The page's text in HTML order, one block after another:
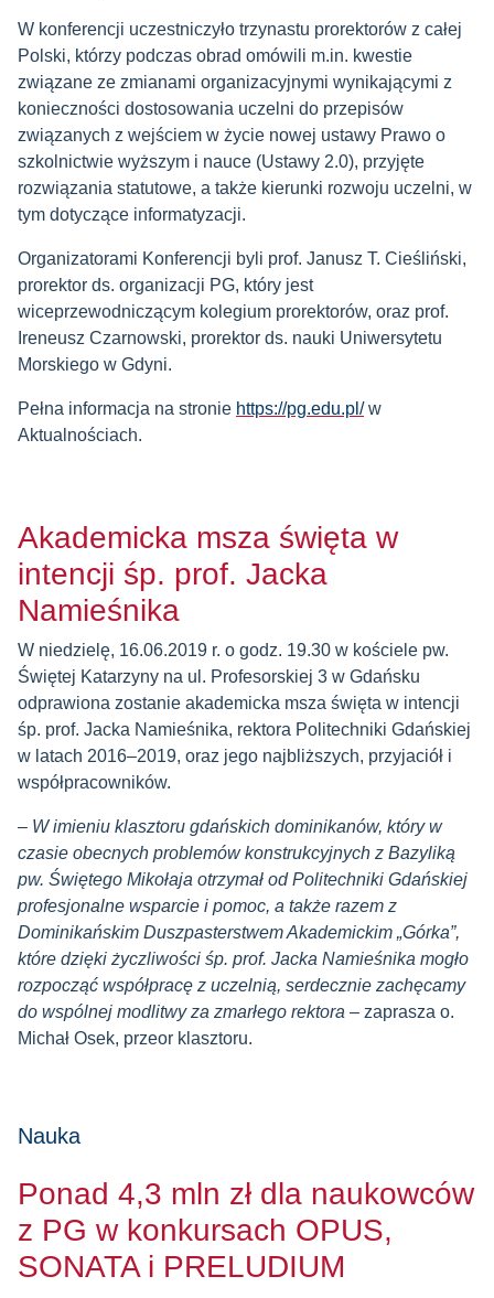
W konferencji uczestniczyło trzynastu prorektorów z całej
Polski, którzy podczas obrad omówili m.in. kwestie
związane ze zmianami organizacyjnymi wynikającymi z
konieczności dostosowania uczelni do przepisów
związanych z wejściem w życie nowej ustawy Prawo o
szkolnictwie wyższym i nauce (Ustawy 2.0), przyjęte
rozwiązania statutowe, a także kierunki rozwoju uczelni, w
tym dotyczące informatyzacji.
Organizatorami Konferencji byli prof. Janusz T. Cieśliński,
prorektor ds. organizacji PG, który jest
wiceprzewodniczącym kolegium prorektorów, oraz prof.
Ireneusz Czarnowski, prorektor ds. nauki Uniwersytetu
Morskiego w Gdyni.
Pełna informacja na stronie https://pg.edu.pl/w
Aktualnościach.
Akademicka msza święta w
intencji śp. prof. Jacka
Namieśnika
W niedzielę, 16.06.2019 r. o godz. 19.30 w kościele pw.
Świętej Katarzyny na ul. Profesorskiej 3 w Gdańsku
odprawiona zostanie akademicka msza święta w intencji
śp. prof. Jacka Namieśnika, rektora Politechniki Gdańskiej
w latach 2016–2019, oraz jego najbliższych, przyjaciół i
współpracowników.
– W imieniu klasztoru gdańskich dominikanów, który w
czasie obecnych problemów konstrukcyjnych z Bazyliką
pw. Świętego Mikołaja otrzymał od Politechniki Gdańskiej
profesjonalne wsparcie i pomoc, a także razem z
Dominikańskim Duszpasterstwem Akademickim „Górka”,
które dzięki życzliwości śp. prof. Jacka Namieśnika mogło
rozpocząć współpracę z uczelnią, serdecznie zachęcamy
do wspólnej modlitwy za zmarłego rektora – zaprasza o.
Michał Osek, przeor klasztoru.
Nauka
Ponad 4,3 mln zł dla naukowców
z PG w konkursach OPUS,
SONATA i PRELUDIUM